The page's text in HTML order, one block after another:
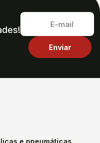
e pneumáticas